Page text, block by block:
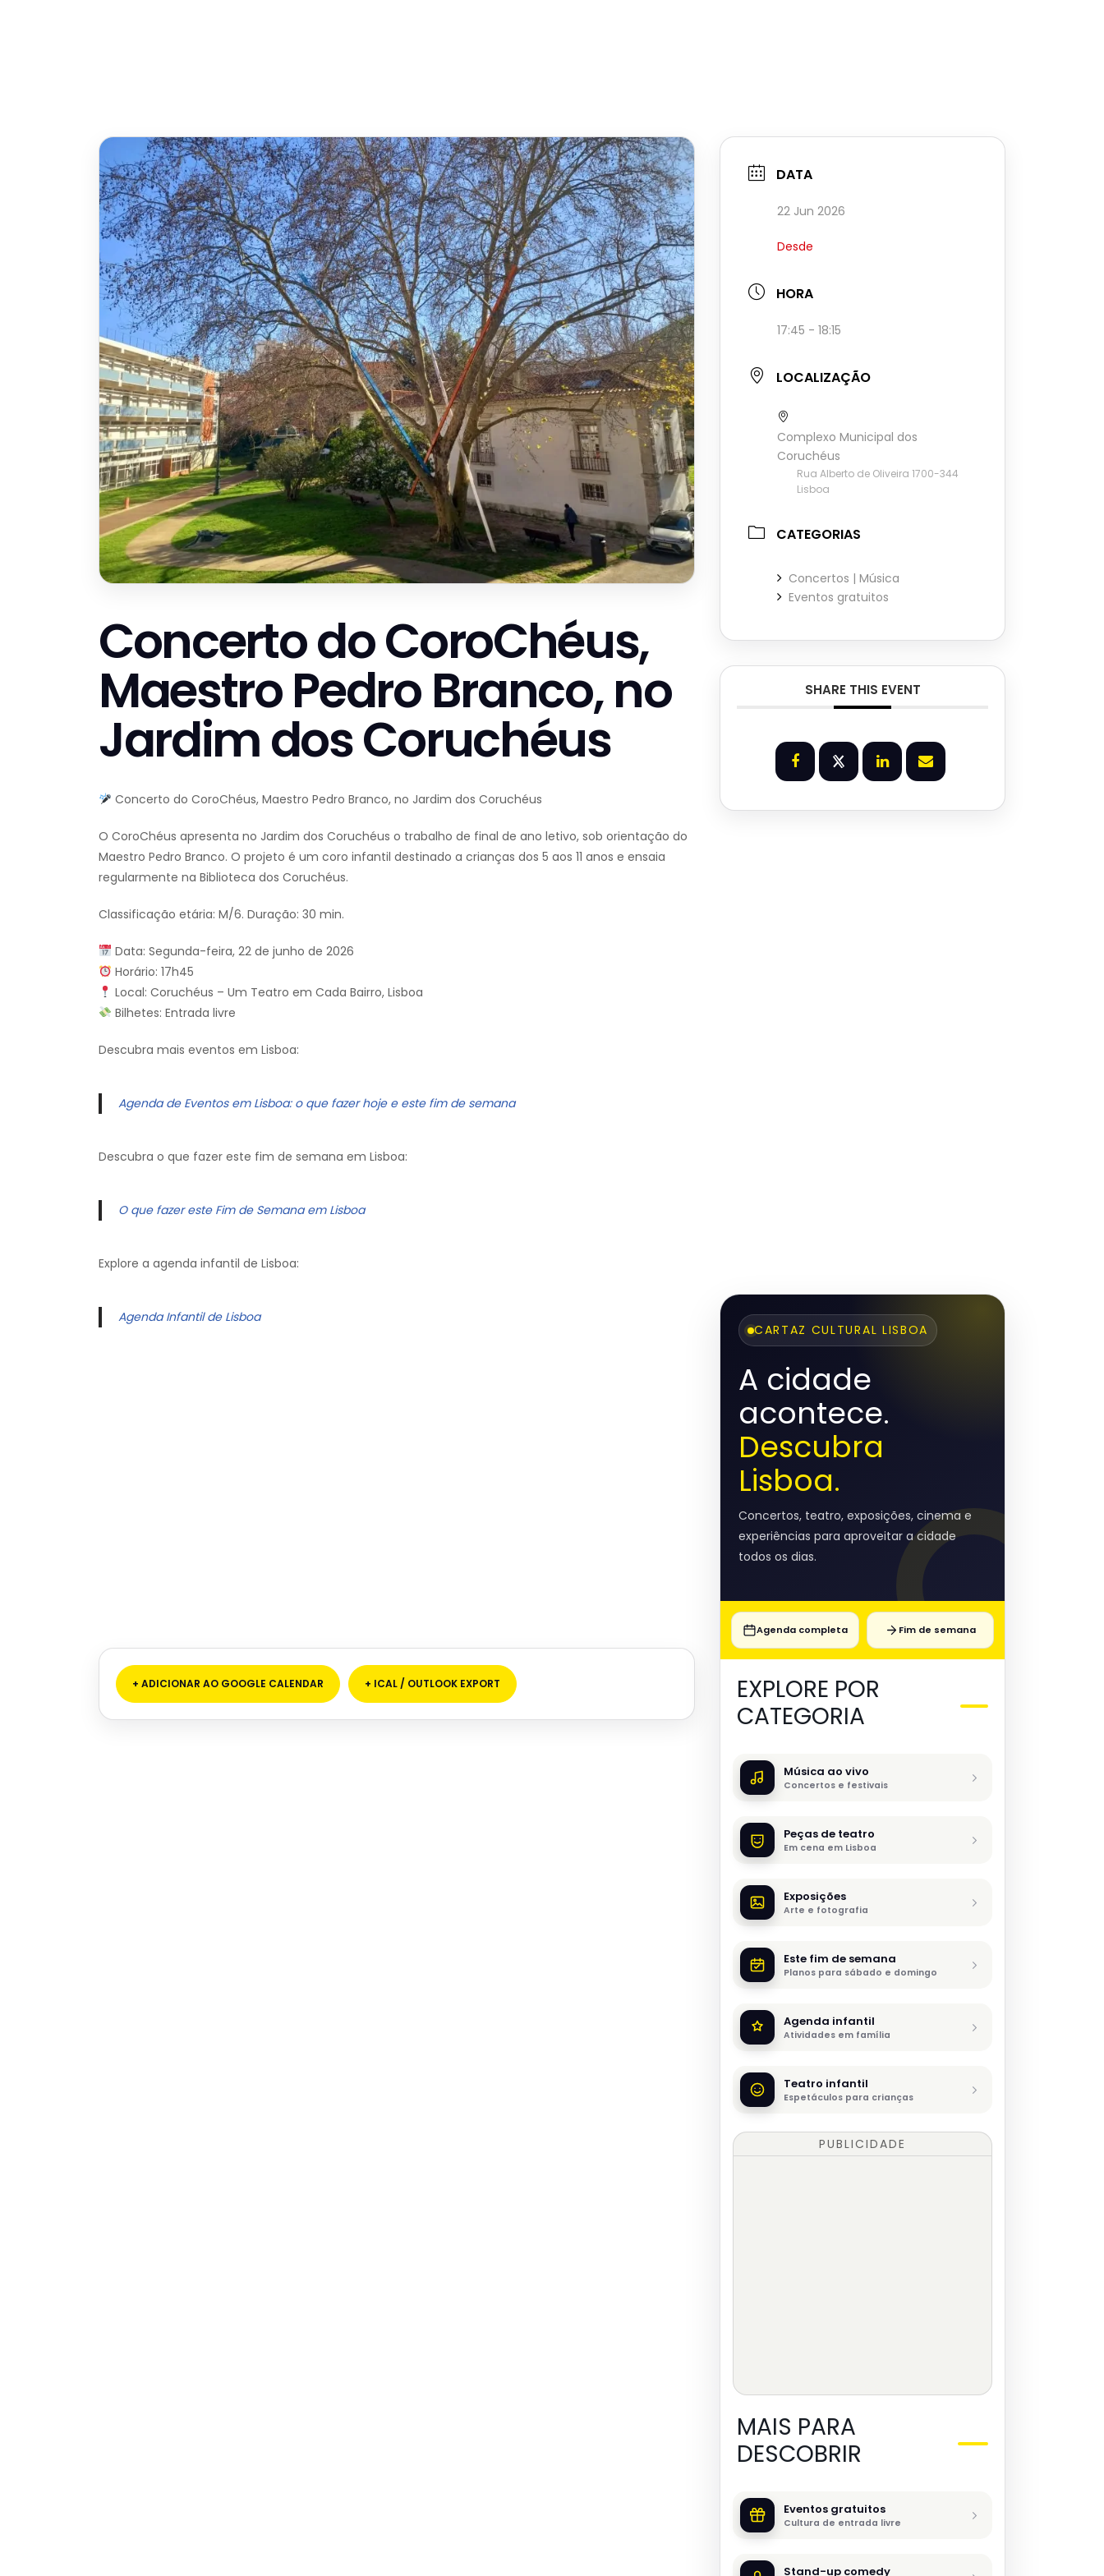
Concerto do CoroChéus,
Maestro Pedro Branco, no
Jardim dos Coruchéus
Concerto do CoroChéus, Maestro Pedro Branco, no Jardim dos Coruchéus
O CoroChéus apresenta no Jardim dos Coruchéus o trabalho de final de ano letivo, sob orientação do
Maestro Pedro Branco. O projeto é um coro infantil destinado a crianças dos 5 aos 11 anos e ensaia
regularmente na Biblioteca dos Coruchéus.
Classificação etária: M/6. Duração: 30 min.
Data: Segunda-feira, 22 de junho de 2026
Horário: 17h45
Local: Coruchéus – Um Teatro em Cada Bairro, Lisboa
Bilhetes: Entrada livre
Descubra mais eventos em Lisboa:
Agenda de Eventos em Lisboa: o que fazer hoje e este fim de semana
Descubra o que fazer este fim de semana em Lisboa:
O que fazer este Fim de Semana em Lisboa
Explore a agenda infantil de Lisboa:
Agenda Infantil de Lisboa
+ ADICIONAR AO GOOGLE CALENDAR + ICAL / OUTLOOK EXPORT
DATA
22 Jun 2026
Desde
HORA
17:45 - 18:15
LOCALIZAÇÃO
Complexo Municipal dos
Coruchéus
Rua Alberto de Oliveira 1700-344
Lisboa
CATEGORIAS
Concertos | Música
Eventos gratuitos
SHARE THIS EVENT
CARTAZ CULTURAL LISBOA
A cidade
acontece.
Descubra
Lisboa.
Concertos, teatro, exposições, cinema e
experiências para aproveitar a cidade
todos os dias.
Agenda completa Fim de semana
EXPLORE POR
CATEGORIA
Música ao vivo
Concertos e festivais
Peças de teatro
Em cena em Lisboa
Exposições
Arte e fotografia
Este fim de semana
Planos para sábado e domingo
Agenda infantil
Atividades em família
Teatro infantil
Espetáculos para crianças
PUBLICIDADE
MAIS PARA
DESCOBRIR
Eventos gratuitos
Cultura de entrada livre
Stand-up comedy